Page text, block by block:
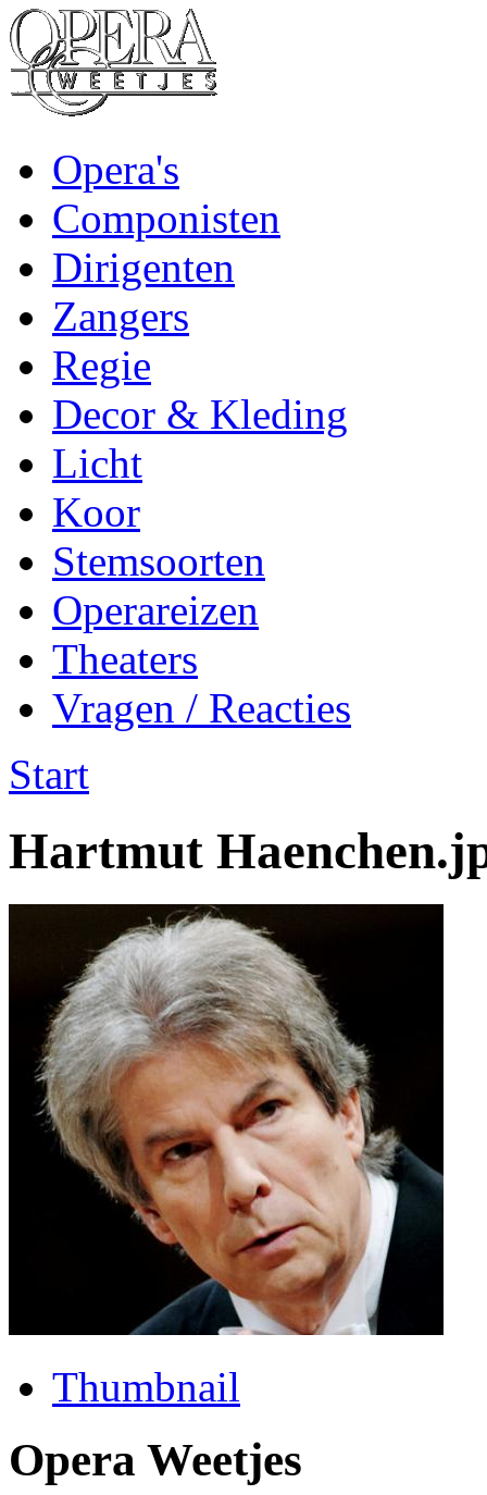
Opera's
Componisten
Dirigenten
Zangers
Regie
Decor & Kleding
Licht
Koor
Stemsoorten
Operareizen
Theaters
Vragen / Reacties
Start
Hartmut
Thumbnail
Opera Weetjes